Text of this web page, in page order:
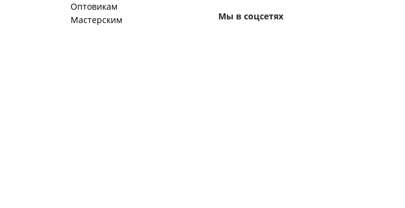
Оптовикам
Мастерским
Мы в соцсетях